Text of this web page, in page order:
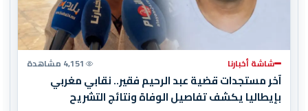
شاشة أخبارنا 4,151 مشاهدة
آخر مستجدات قضية عبد الرحيم فقير.. نقابي مغربي
بإيطاليا يكشف تفاصيل الوفاة ونتائج التشريح